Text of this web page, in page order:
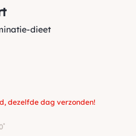
dieet
dezelfde dag verzonden!
*